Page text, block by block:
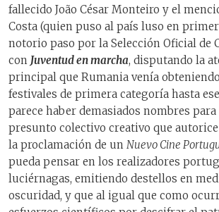
fallecido João César Monteiro y el
Costa (quien puso al país luso en
notorio paso por la Selección Oficial de
con Juventud en marcha, disputando la
principal que Rumania venía
festivales de primera categoría hasta
parece haber demasiados nombres
presunto colectivo creativo que
la proclamación de un Nuevo Cine
pueda pensar en los realizadores
luciérnagas, emitiendo destellos en
oscuridad, y que al igual que como